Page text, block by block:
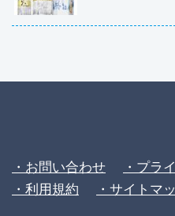
・お問い合わせ
・プラ
・利用規約
・サイトマ